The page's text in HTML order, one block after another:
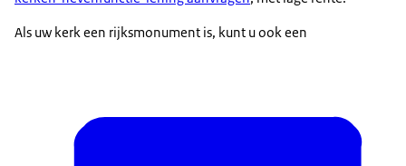
Als uw kerk een rijksmonument is, kunt u ook een